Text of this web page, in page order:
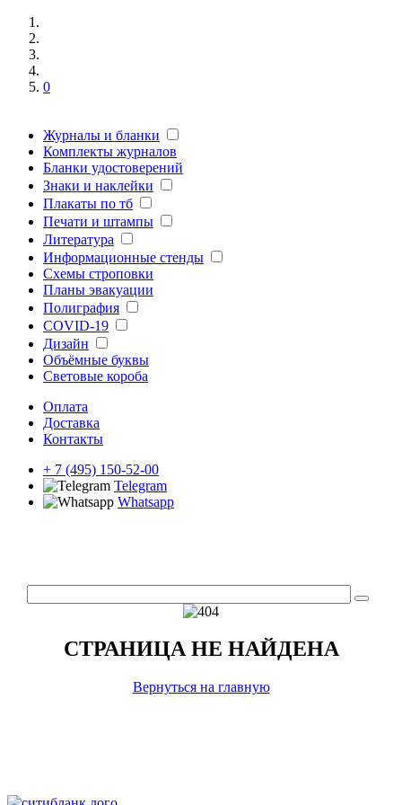
0
Журналы и бланки
Комплекты журналов
Бланки удостоверений
Знаки и наклейки
Плакаты по тб
Печати и штампы
Литература
Информационные стенды
Схемы строповки
Планы эвакуации
Полиграфия
COVID-19
Дизайн
Объёмные буквы
Световые короба
Оплата
Доставка
Контакты
+ 7 (495) 150-52-00
Telegram
Whatsapp
СТРАНИЦА НЕ НАЙДЕНА
Вернуться на главную